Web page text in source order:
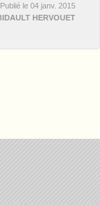
Publié le 04 janv. 2015
HERVOUET